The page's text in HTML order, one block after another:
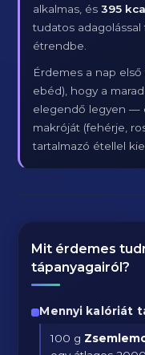
alkalmas, és395
tudatos
étrendbe.
Érdemes a nap
ebéd), hogy a
elegendő legyen —
makróját (fehérje,
tartalmazó étellel
Mit érdemes
tápanyagairól?
Mennyi kalóriát
100 g